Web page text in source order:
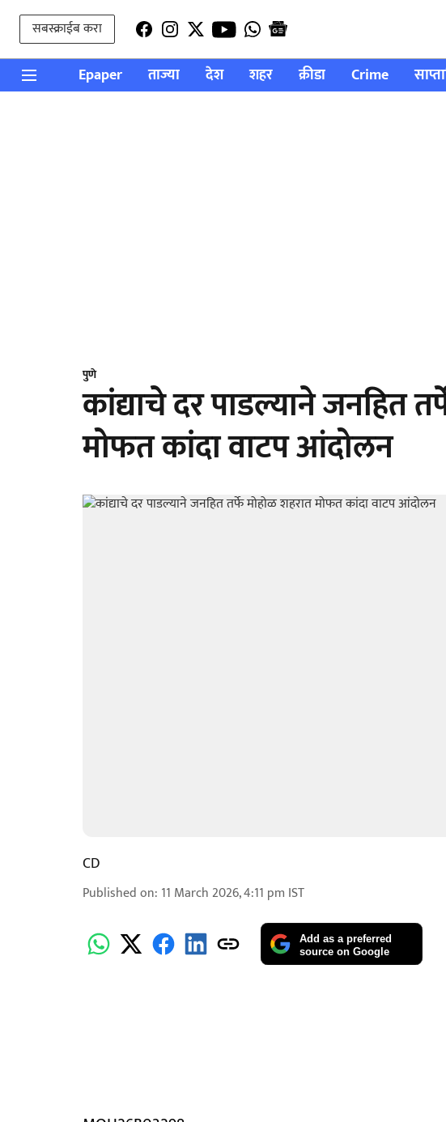
सबस्क्राईब करा
Epaper ताज्या देश शहर क्रीडा Crime
पुणे
कांद्याचे दर पाडल्याने जनहित
मोफत कांदा वाटप आंदोलन
CD
Published on: 11 March 2026, 4:11 pm IST
Add as a preferred
source on Google